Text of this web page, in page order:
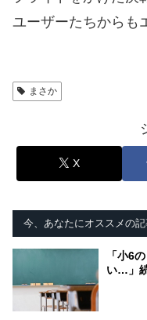
ユーザーたちからも
まさか
X
今、あなたにオススメの
「小6
い…」